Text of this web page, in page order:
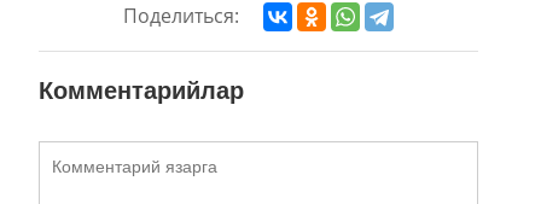
Поделиться:
Комментарийлар